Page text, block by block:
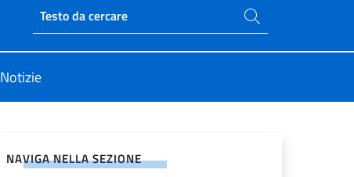
Ricerca sito live
Cerca nel sito
Notizie
NAVIGA NELLA SEZIONE